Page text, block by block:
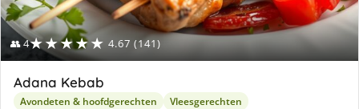
👥 4★★★★★ 4.67 (141)
Adana Kebab
Avondeten & hoofdgerechten Vleesgerechten